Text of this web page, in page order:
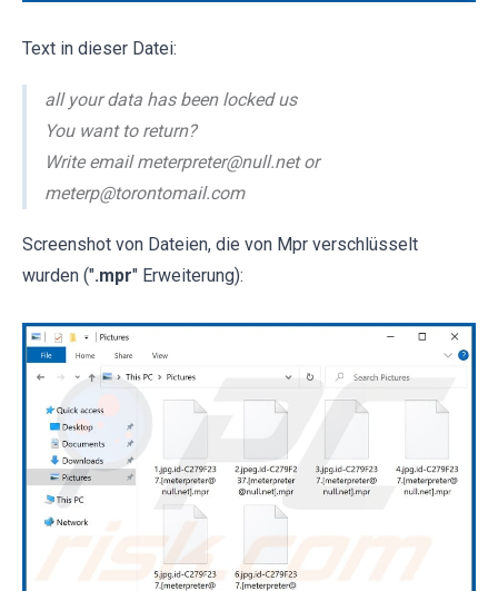
Text in dieser Datei:
all your data has been locked us
You want to return?
Write email meterpreter@null.net or
meterp@torontomail.com
Screenshot von Dateien, die von Mpr verschlüsselt
wurden (".mpr" Erweiterung):